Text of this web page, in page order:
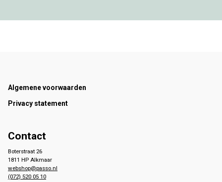
Footer
Algemene voorwaarden
Privacy statement
Contact
Boterstraat 26
1811 HP Alkmaar
webshop@passo.nl
(072) 520 05 10